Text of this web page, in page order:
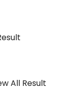
All Result